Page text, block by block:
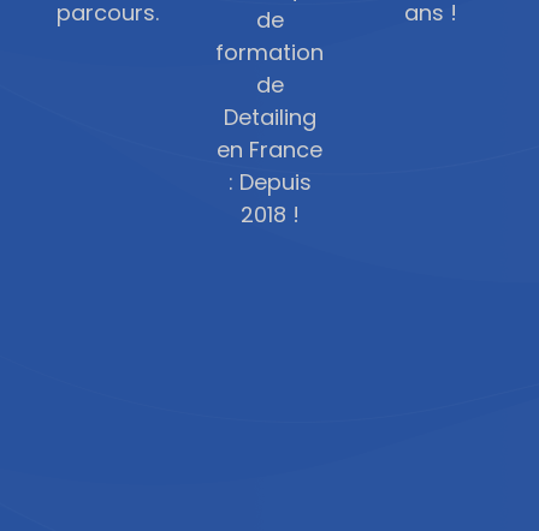
parcours.
de
formation
de
Detailing
en France
: Depuis
2018 !
ans !